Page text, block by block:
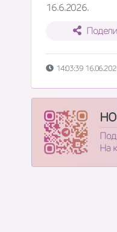
16.6.2026.
14:03:39
На